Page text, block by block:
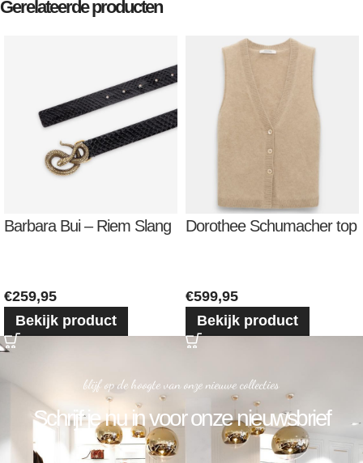
Gerelateerde producten
Barbara Bui – Riem Slang
€259,95
Bekijk product
Dorothee Schumacher top
€599,95
Bekijk product
blijf op de hoogte van onze nieuwe collecties
Schrijf je nu in voor onze nieuwsbrief